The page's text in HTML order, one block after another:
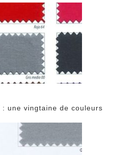
: une vingtaine de couleurs